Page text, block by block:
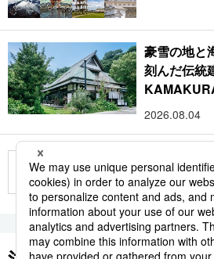
豪雪の地と
刻んだ伝統
2026.08.04
もっと見る